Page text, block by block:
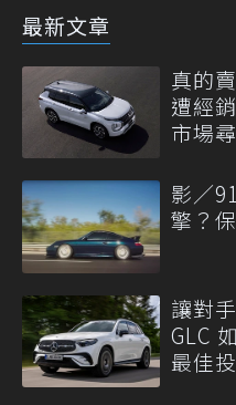
最新文章
真的
遭經
市場
影／
擎？
讓對
GLC
最佳